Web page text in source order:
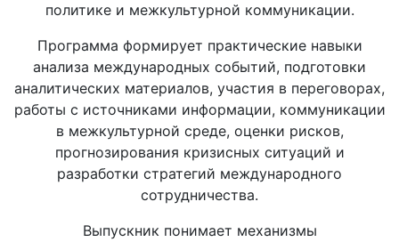
политике и межкультурной коммуникации.
Программа формирует практические навыки
анализа международных событий, подготовки
аналитических материалов, участия в переговорах,
работы с источниками информации, коммуникации
в межкультурной среде, оценки рисков,
прогнозирования кризисных ситуаций и
разработки стратегий международного
сотрудничества.
Выпускник понимает механизмы